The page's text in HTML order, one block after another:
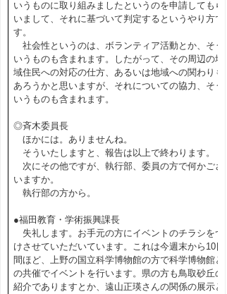
いうものに取り組みましたというのを申請してもら
いまして、それに基づいて判定するというやり方で
す。
社会性というのは、ボランティア活動とか、そう
いうものも含まれます。したがって、その周辺の地
域住民への対応の仕方、あるいは地域への関わりも
あろうかと思いますが、それについての協力、そう
いうものも含まれます。
◎斉木委員長
ほかには。ありませんね。
そういたしますと、報告は以上で終わります。
次にその他ですが、執行部、委員の方で何かござ
いますか。
執行部の方から。
●福田教育・学術振興課長
失礼します。お手元の方にイベントのチラシをつ
けさせていただいています。これは今週末から10日
間ほど、上野の国立科学博物館の方で科学博物館と
の共催でイベントを行います。県の方も鳥取砂丘の
紹介でありますとか、遠山正瑛さんの関係の展示と